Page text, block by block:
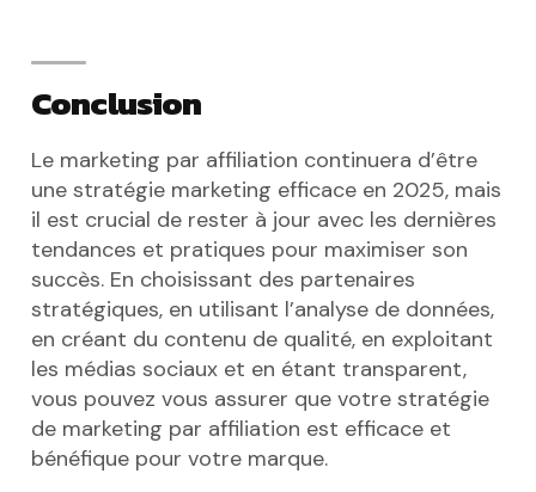
Conclusion
Le marketing par affiliation continuera d’être
une stratégie marketing efficace en 2025, mais
il est crucial de rester à jour avec les dernières
tendances et pratiques pour maximiser son
succès. En choisissant des partenaires
stratégiques, en utilisant l’analyse de données,
en créant du contenu de qualité, en exploitant
les médias sociaux et en étant transparent,
vous pouvez vous assurer que votre stratégie
de marketing par affiliation est efficace et
bénéfique pour votre marque.